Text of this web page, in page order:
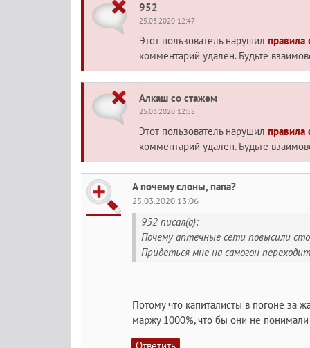
952
25.03.2020 12:47
Этот пользователь нарушил
комментарий удален. Будьте
Алкаш со стажем
25.03.2020 12:58
Этот пользователь нарушил
комментарий удален. Будьте
А почему слоны, папа?
25.03.2020 13:06
952 писал(а):
Почему аптечные сети повысили
Придеться мне на самогон
Потому что капиталисты в погоне за
маржу 1000%, что бы они не
Ответить